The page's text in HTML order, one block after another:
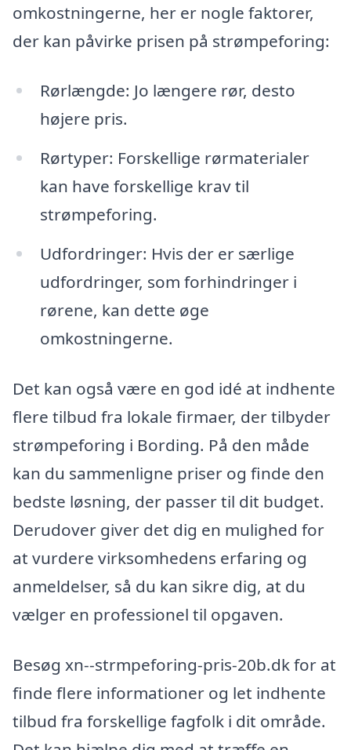
omkostningerne, her er nogle faktorer,
der kan påvirke prisen på strømpeforing:
Rørlængde: Jo længere rør, desto
højere pris.
Rørtyper: Forskellige rørmaterialer
kan have forskellige krav til
strømpeforing.
Udfordringer: Hvis der er særlige
udfordringer, som forhindringer i
rørene, kan dette øge
omkostningerne.
Det kan også være en god idé at indhente
flere tilbud fra lokale firmaer, der tilbyder
strømpeforing i Bording. På den måde
kan du sammenligne priser og finde den
bedste løsning, der passer til dit budget.
Derudover giver det dig en mulighed for
at vurdere virksomhedens erfaring og
anmeldelser, så du kan sikre dig, at du
vælger en professionel til opgaven.
Besøg xn--strmpeforing-pris-20b.dk for at
finde flere informationer og let indhente
tilbud fra forskellige fagfolk i dit område.